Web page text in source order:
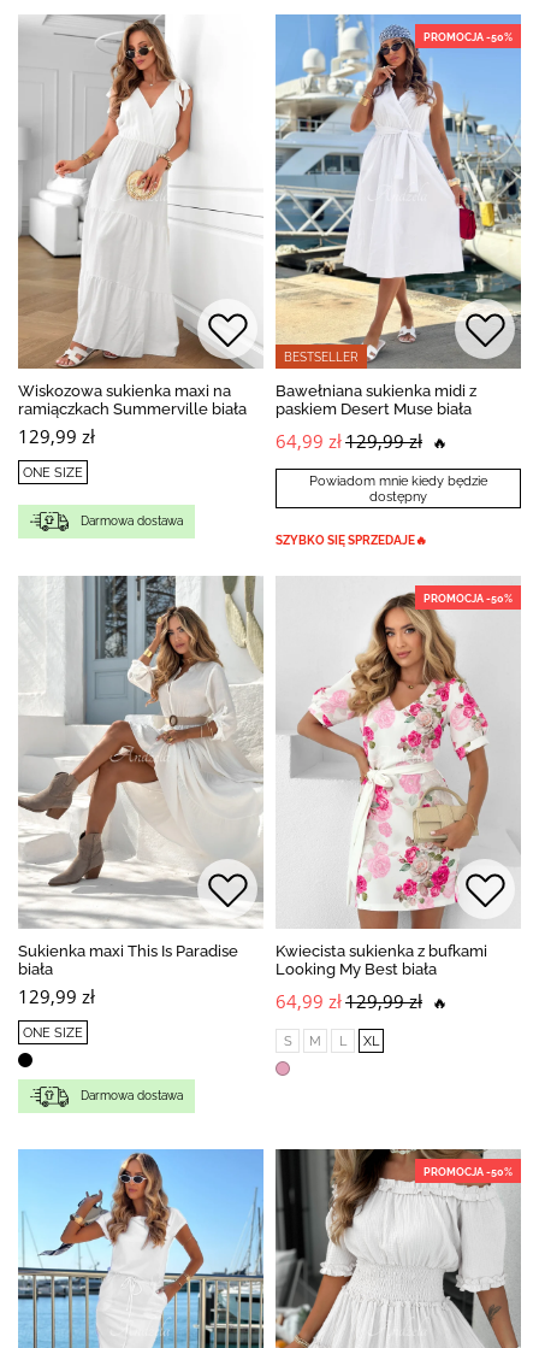
Wiskozowa sukienka maxi na
ramiączkach Summerville biała
129,99 zł
ONE SIZE
Darmowa dostawa
PROMOCJA -50%
BESTSELLER
Bawełniana sukienka midi z
paskiem Desert Muse biała
64,99 zł129,99 zł 🔥
Powiadom mnie kiedy będzie
dostępny
SZYBKO SIĘ SPRZEDAJE🔥
Sukienka maxi This Is Paradise
biała
129,99 zł
ONE SIZE
Darmowa dostawa
PROMOCJA -50%
Kwiecista sukienka z bufkami
Looking My Best biała
64,99 zł129,99 zł 🔥
S M L XL
PROMOCJA -50%